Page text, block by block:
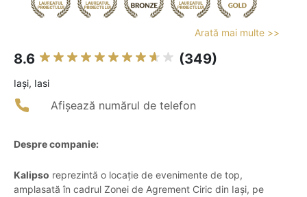
Arată mai multe >>
8.6 (349)
Iaşi, Iasi
Afișează numărul de telefon
Despre companie:
Kalipso reprezintă o locație de evenimente de top,
amplasată în cadrul Zonei de Agrement Ciric din Iași, pe